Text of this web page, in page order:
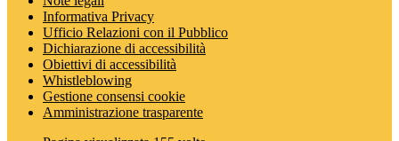
Informativa Privacy
Ufficio Relazioni con il Pubblico
Dichiarazione di accessibilità
Obiettivi di accessibilità
Whistleblowing
Gestione consensi cookie
Amministrazione trasparente